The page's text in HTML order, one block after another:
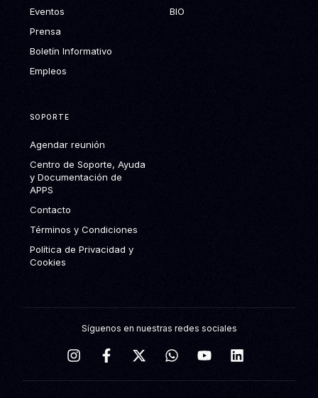
Eventos
Prensa
Boletín Informativo
Empleos
BIO
SOPORTE
Agendar reunión
Centro de Soporte, Ayuda
y Documentación de
APPS
Contacto
Términos y Condiciones
Política de Privacidad y
Cookies
Síguenos en nuestras redes sociales